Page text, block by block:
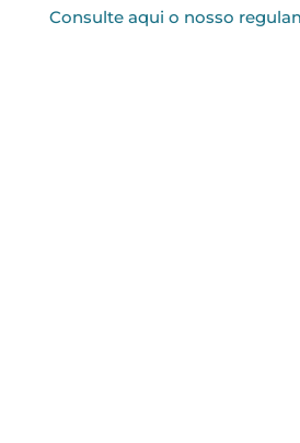
Consulte aqui o nosso